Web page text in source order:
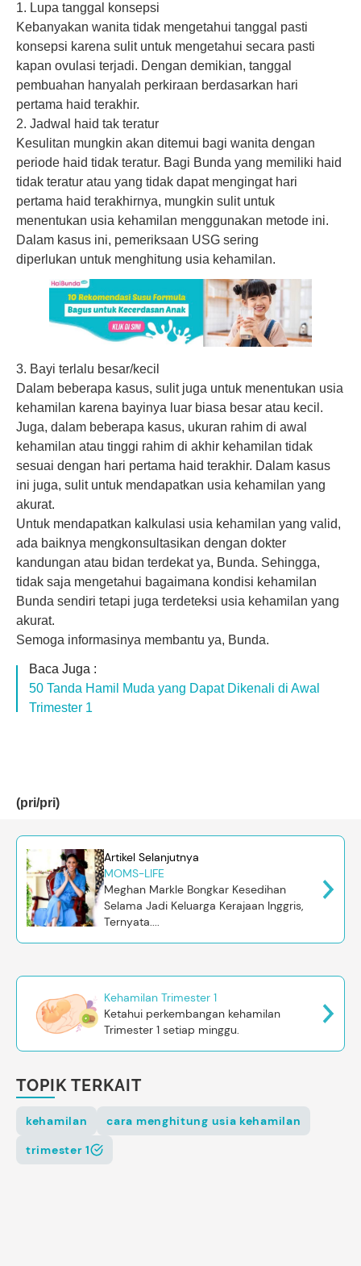
1. Lupa tanggal konsepsi
Kebanyakan wanita tidak mengetahui tanggal pasti
konsepsi karena sulit untuk mengetahui secara pasti
kapan ovulasi terjadi. Dengan demikian, tanggal
pembuahan hanyalah perkiraan berdasarkan hari
pertama haid terakhir.
2. Jadwal haid tak teratur
Kesulitan mungkin akan ditemui bagi wanita dengan
periode haid tidak teratur. Bagi Bunda yang memiliki haid
tidak teratur atau yang tidak dapat mengingat hari
pertama haid terakhirnya, mungkin sulit untuk
menentukan usia kehamilan menggunakan metode ini.
Dalam kasus ini, pemeriksaan USG sering
diperlukan untuk menghitung usia kehamilan.
3. Bayi terlalu besar/kecil
Dalam beberapa kasus, sulit juga untuk menentukan usia
kehamilan karena bayinya luar biasa besar atau kecil.
Juga, dalam beberapa kasus, ukuran rahim di awal
kehamilan atau tinggi rahim di akhir kehamilan tidak
sesuai dengan hari pertama haid terakhir. Dalam kasus
ini juga, sulit untuk mendapatkan usia kehamilan yang
akurat.
Untuk mendapatkan kalkulasi usia kehamilan yang valid,
ada baiknya mengkonsultasikan dengan dokter
kandungan atau bidan terdekat ya, Bunda. Sehingga,
tidak saja mengetahui bagaimana kondisi kehamilan
Bunda sendiri tetapi juga terdeteksi usia kehamilan yang
akurat.
Semoga informasinya membantu ya, Bunda.
Baca Juga :
50 Tanda Hamil Muda yang Dapat Dikenali di Awal
Trimester 1
(pri/pri)
Artikel Selanjutnya
MOMS-LIFE
Meghan Markle Bongkar Kesedihan
Selama Jadi Keluarga Kerajaan Inggris,
Ternyata....
Kehamilan Trimester 1
Ketahui perkembangan kehamilan
Trimester 1 setiap minggu.
TOPIK TERKAIT
kehamilan
cara menghitung usia kehamilan
trimester 1